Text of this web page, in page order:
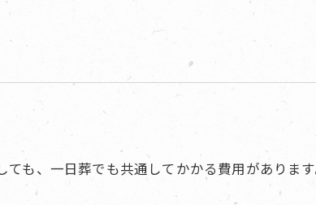
ても、一日葬でも共通してかかる費用がありま